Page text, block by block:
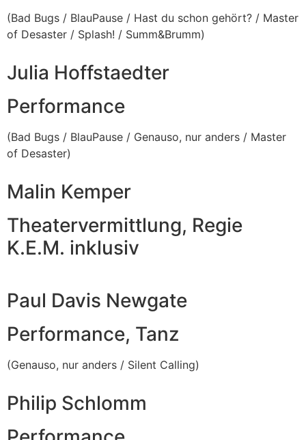
(Bad Bugs / BlauPause / Hast du schon gehört? / Master
of Desaster / Splash! / Summ&Brumm)
Julia Hoffstaedter
Performance
(Bad Bugs / BlauPause / Genauso, nur anders / Master
of Desaster)
Malin Kemper
Theatervermittlung, Regie
K.E.M. inklusiv
Paul Davis Newgate
Performance, Tanz
(Genauso, nur anders / Silent Calling)
Philip Schlomm